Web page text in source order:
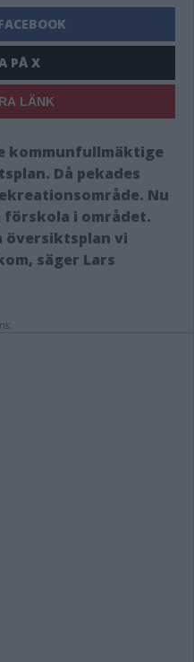
PÅ X
LÄNK
kommunfullmäktige
Då pekades
Nu
i området.
översiktsplan vi
säger Lars